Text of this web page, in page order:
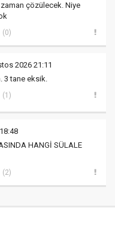
zaman çözülecek. Niye
(0)
2026 21:11
3 tane eksik.
(1)
HANGİ SÜLALE
(2)